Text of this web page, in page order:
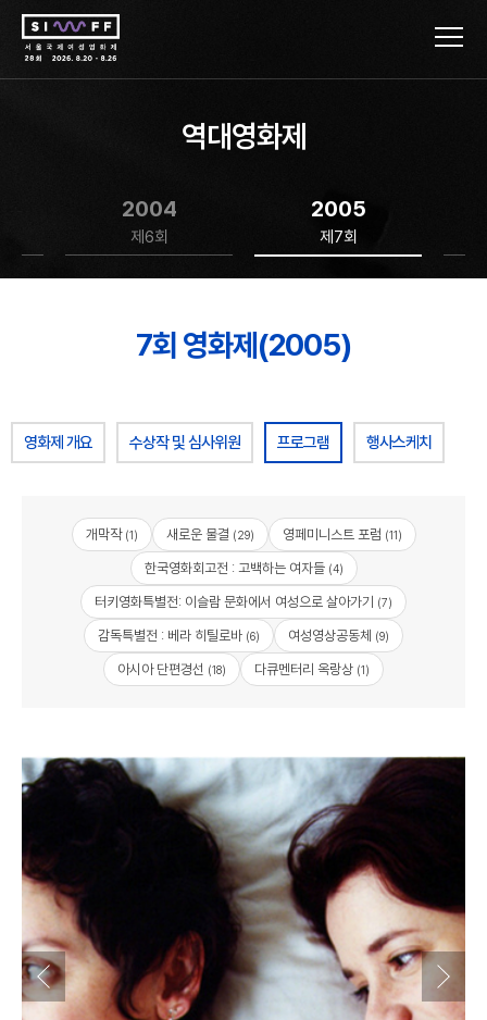
역대영화제
2004
제6회
2005
제7회
7회 영화제(2005)
영화제 개요 수상작 및 심사위원 프로그램 행사스케치
개막작(1) 새로운 물결 (29) 영페미니스트 포럼 (11)
한국영화회고전 : 고백하는 여자들(4)
터키영화특별전: 이슬람 문화에서 여성으로 살아가기 (7)
감독특별전 : 베라 히틸로바 (6) 여성영상공동체 (9)
아시아 단편경선 (18) 다큐멘터리 옥랑상 (1)